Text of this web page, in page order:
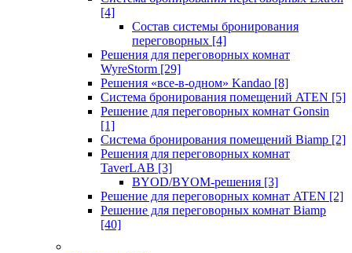
[4]
Состав системы бронирования
переговорных [4]
Решения для переговорных комнат
WyreStorm [29]
Решения «все-в-одном» Kandao [8]
Система бронирования помещений ATEN [5]
Решение для переговорных комнат Gonsin
[1]
Система бронирования помещений Biamp [2]
Решения для переговорных комнат
TaverLAB [3]
BYOD/BYOM-решения [3]
Решение для переговорных комнат ATEN [2]
Решение для переговорных комнат Biamp
[40]